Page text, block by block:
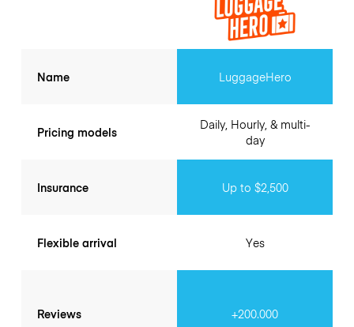
Name
Pricing models
Insurance
Flexible arrival
Reviews
LuggageHero
Daily, Hourly, & multi-
day
Up to $2,500
Yes
+200.000